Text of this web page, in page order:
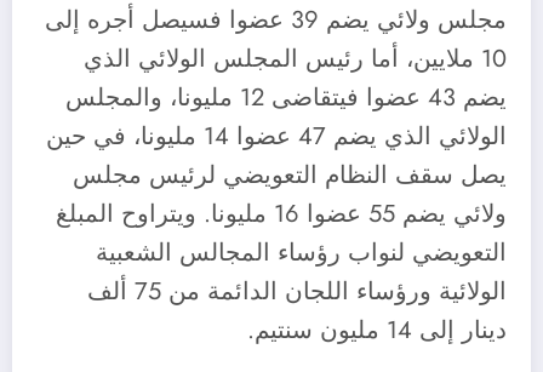
مجلس ولائي يضم 39 عضوا فسيصل أجره إلى
10 ملايين، أما رئيس المجلس الولائي الذي
يضم 43 عضوا فيتقاضى 12 مليونا، والمجلس
الولائي الذي يضم 47 عضوا 14 مليونا، في حين
يصل سقف النظام التعويضي لرئيس مجلس
ولائي يضم 55 عضوا 16 مليونا. ويتراوح المبلغ
التعويضي لنواب رؤساء المجالس الشعبية
الولائية ورؤساء اللجان الدائمة من 75 ألف
دينار إلى 14 مليون سنتيم.